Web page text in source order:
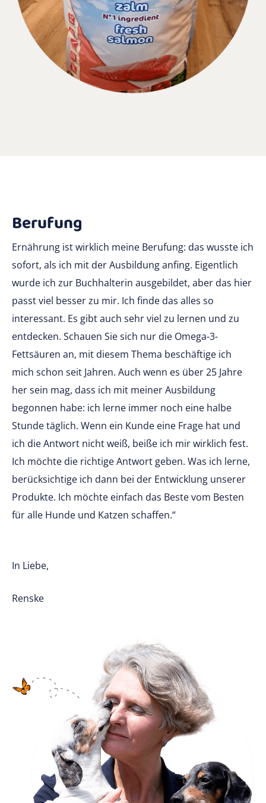
Berufung
Ernährung ist wirklich meine Berufung: das wusste ich
sofort, als ich mit der Ausbildung anfing. Eigentlich
wurde ich zur Buchhalterin ausgebildet, aber das hier
passt viel besser zu mir. Ich finde das alles so
interessant. Es gibt auch sehr viel zu lernen und zu
entdecken. Schauen Sie sich nur die Omega-3-
Fettsäuren an, mit diesem Thema beschäftige ich
mich schon seit Jahren. Auch wenn es über 25 Jahre
her sein mag, dass ich mit meiner Ausbildung
begonnen habe: ich lerne immer noch eine halbe
Stunde täglich. Wenn ein Kunde eine Frage hat und
ich die Antwort nicht weiß, beiße ich mir wirklich fest.
Ich möchte die richtige Antwort geben. Was ich lerne,
berücksichtige ich dann bei der Entwicklung unserer
Produkte. Ich möchte einfach das Beste vom Besten
für alle Hunde und Katzen schaffen.“
In Liebe,
Renske